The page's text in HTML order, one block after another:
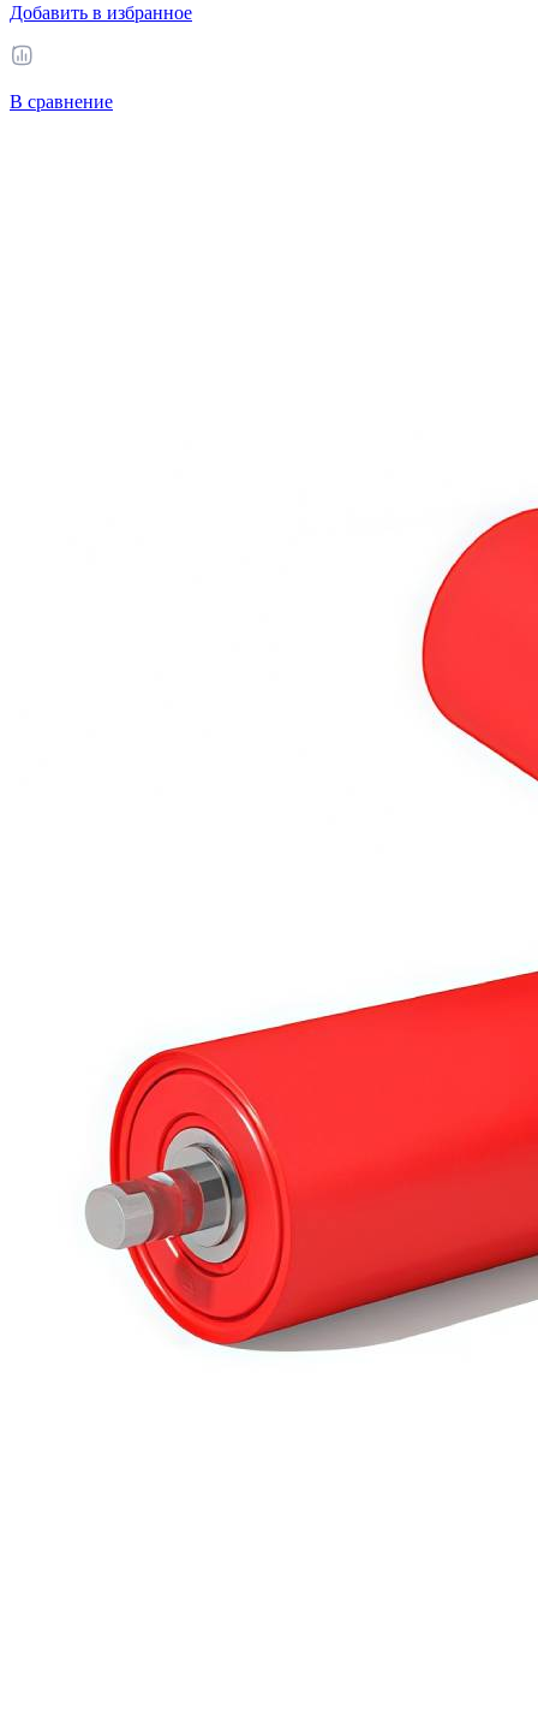
Добавить в избранное
В сравнение